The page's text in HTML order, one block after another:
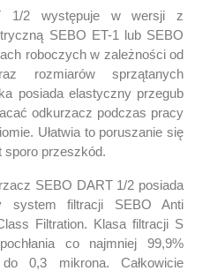
1/2 występuje w wersji z
SEBO ET-1 lub SEBO
roboczych w zależności od
rozmiarów sprzątanych
posiada elastyczny przegub
odkurzacz podczas pracy
Ułatwia to poruszanie się
sporo przeszkód.
SEBO DART 1/2 posiada
system filtracji SEBO Anti
Filtration. Klasa filtracji S
co najmniej 99,9%
0,3 mikrona. Całkowicie